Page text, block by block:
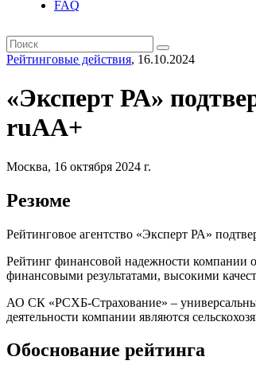
FAQ
Рейтинговые действия, 16.10.2024
«Эксперт РА»
ruАА+
Москва, 16 октября 2024 г.
Резюме
Рейтинговое агентство «Эксперт РА»
Рейтинг финансовой надежности компании
финансовыми результатами, высокими
АО СК «РСХБ-Страхование» –
деятельности компании являются
Обоснование рейтинга